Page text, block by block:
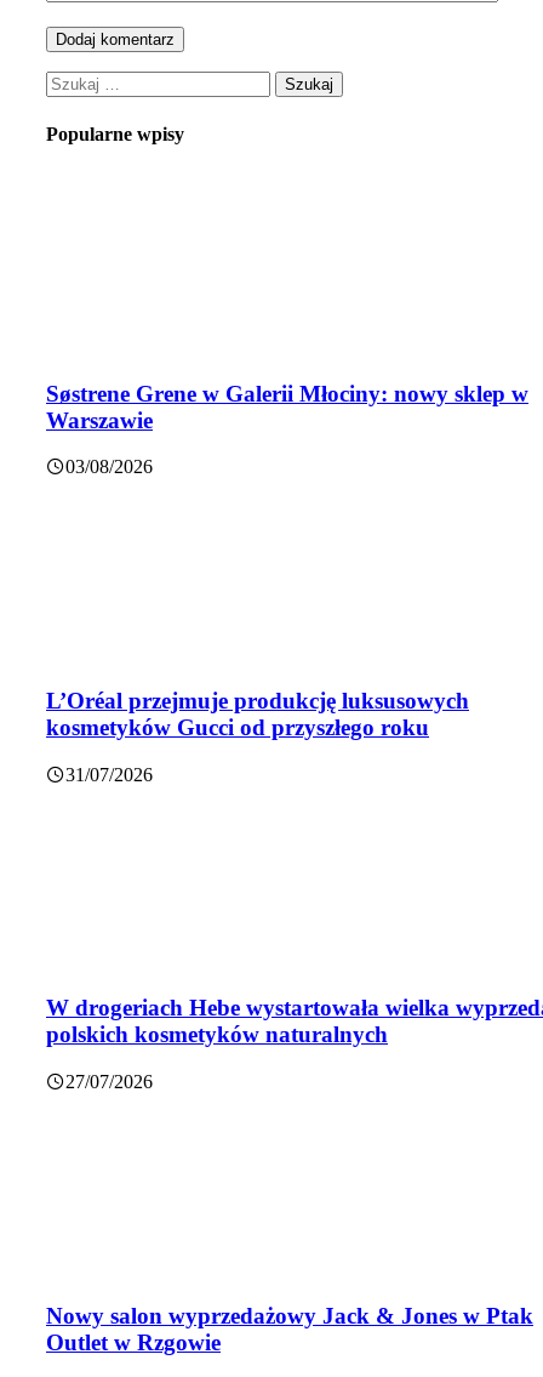
Szukaj:
Popularne wpisy
Søstrene Grene w Galerii Młociny: nowy sklep w
Warszawie
03/08/2026
L’Oréal przejmuje produkcję luksusowych
kosmetyków Gucci od przyszłego roku
31/07/2026
W drogeriach Hebe wystartowała wielka
polskich kosmetyków naturalnych
27/07/2026
Nowy salon wyprzedażowy Jack & Jones w Ptak
Outlet w Rzgowie